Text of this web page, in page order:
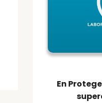
En